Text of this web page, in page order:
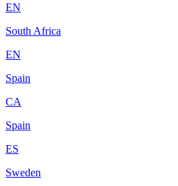
EN
South Africa
EN
Spain
CA
Spain
ES
Sweden